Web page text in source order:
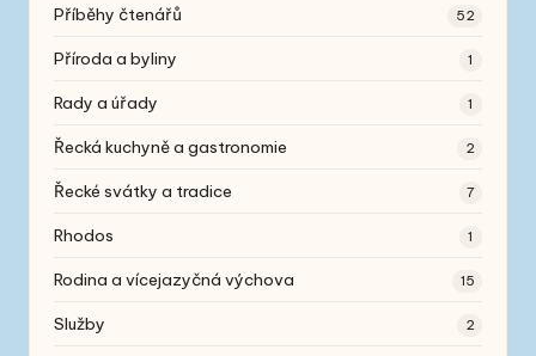
Příběhy čtenářů 52
Příroda a byliny 1
Rady a úřady 1
Řecká kuchyně a gastronomie 2
Řecké svátky a tradice 7
Rhodos 1
Rodina a vícejazyčná výchova 15
Služby 2